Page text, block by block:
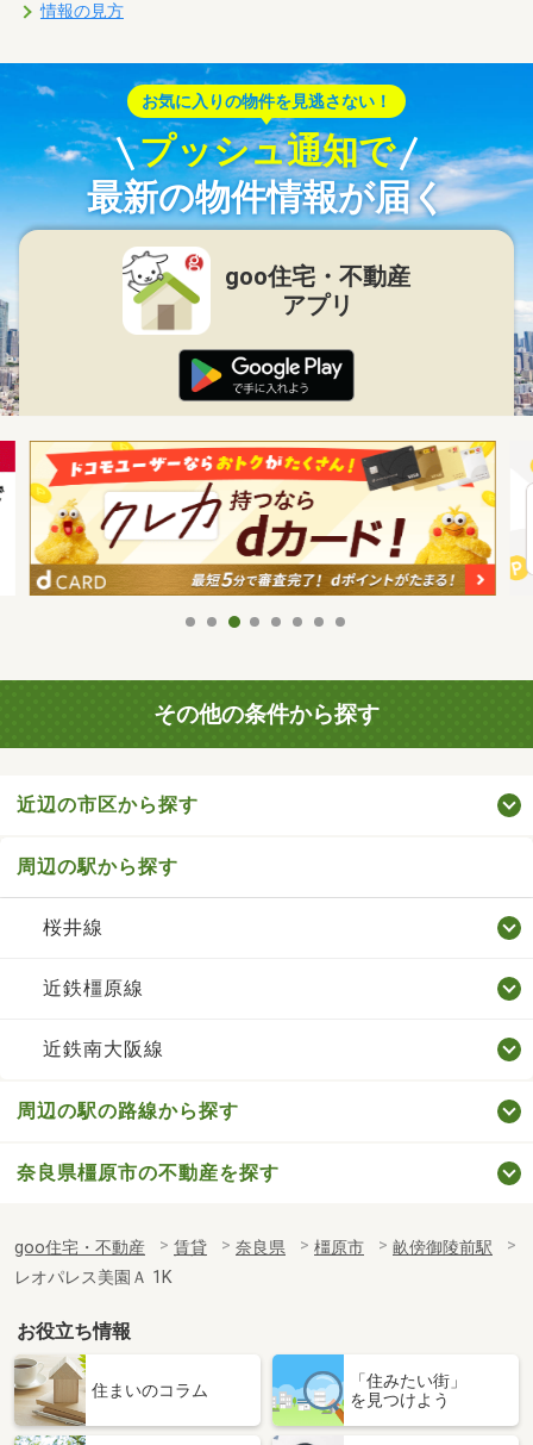
情報の見方
お気に入りの物件を見逃さない！
プッシュ通知で
最新の物件情報が届く
goo住宅・不動産
アプリ
その他の条件から探す
近辺の市区から探す
周辺の駅から探す
桜井線
近鉄橿原線
近鉄南大阪線
周辺の駅の路線から探す
奈良県橿原市の不動産を探す
goo住宅・不動産 賃貸 奈良県 橿原市
畝傍御陵前駅
レオパレス美園Ａ 1K
お役立ち情報
住まいのコラム
「住みたい街」
を見つけよう